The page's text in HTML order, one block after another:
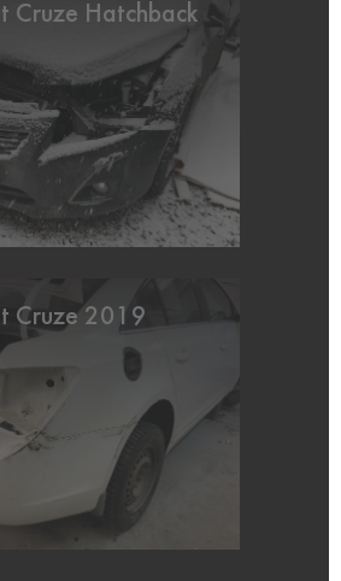
Cruze Hatchback
Cruze 2019